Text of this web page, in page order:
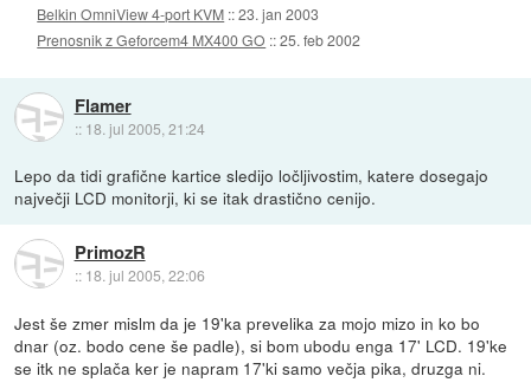
Belkin OmniView 4-port KVM ::23. jan 2003
Prenosnik z Geforcem4 MX400 GO ::25. feb 2002
Flamer
:: 18. jul 2005, 21:24
Lepo da tidi grafične kartice sledijo ločljivostim, katere dosegajo
največji LCD monitorji, ki se itak drastično cenijo.
PrimozR
:: 18. jul 2005, 22:06
Jest še zmer mislm da je 19'ka prevelika za mojo mizo in ko bo
dnar (oz. bodo cene še padle), si bom ubodu enga 17' LCD. 19'ke
se itk ne splača ker je napram 17'ki samo večja pika, druzga ni.